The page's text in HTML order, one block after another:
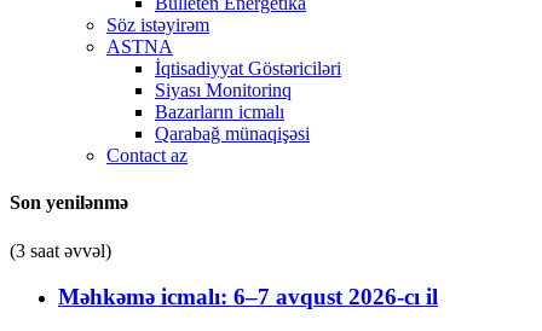
Söz istəyirəm
ASTNA
İqtisadiyyat Göstəriciləri
Siyası Monitorinq
Bazarların icmalı
Qarabağ münaqişəsi
Contact az
Son yenilənmə
(3 saat əvvəl)
Məhkəmə icmalı: 6–7 avqust 2026-cı il